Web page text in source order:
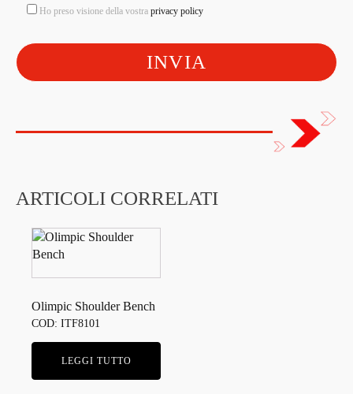
Ho preso visione della vostra privacy policy
ARTICOLI CORRELATI
Olimpic Shoulder Bench
COD: ITF8101
LEGGI TUTTO